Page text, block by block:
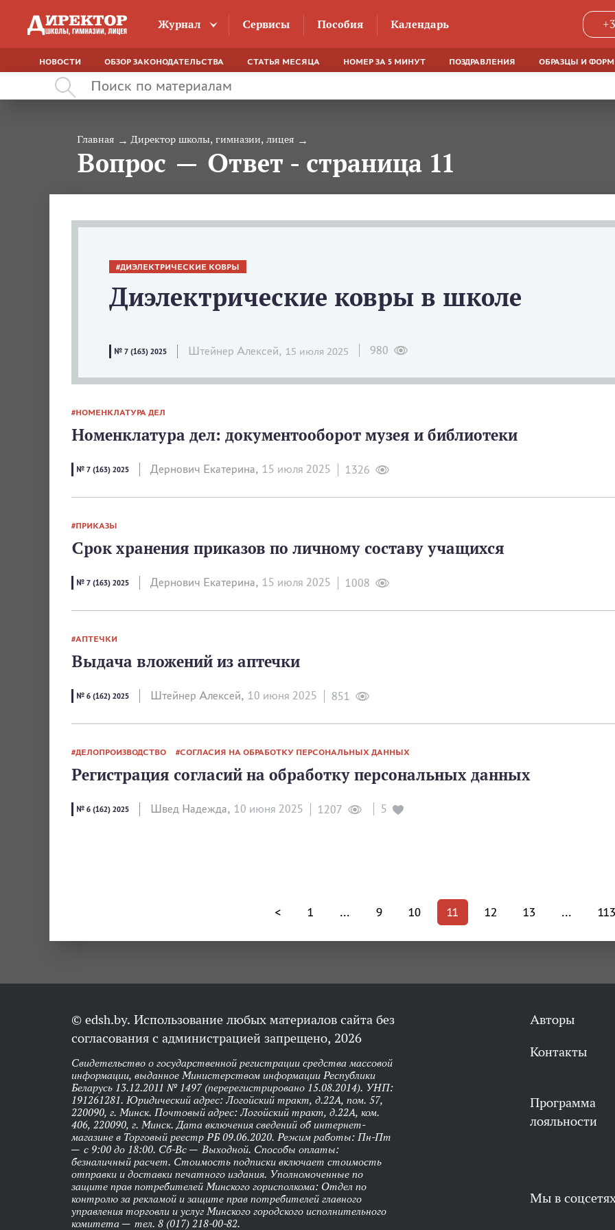
Журнал Сервисы Пособия Календарь
НОВОСТИ ОБЗОР ЗАКОНОДАТЕЛЬСТВА СТАТЬЯ МЕСЯЦА НОМЕР ЗА 5 МИНУТ ПОЗДРАВЛЕНИЯ ОБРАЗЦЫ И
Главная Директор школы, гимназии, лицея
Вопрос — Ответ - страница 11
ДИЭЛЕКТРИЧЕСКИЕ КОВРЫ
Диэлектрические ковры в школе
№ 7 (163) 2025 Штейнер Алексей, 15 июля 2025 980
НОМЕНКЛАТУРА ДЕЛ
Номенклатура дел: документооборот музея и библиотеки
№ 7 (163) 2025 Дернович Екатерина, 15 июля 2025 1326
ПРИКАЗЫ
Срок хранения приказов по личному составу учащихся
№ 7 (163) 2025 Дернович Екатерина, 15 июля 2025 1008
АПТЕЧКИ
Выдача вложений из аптечки
№ 6 (162) 2025 Штейнер Алексей, 10 июня 2025 851
ДЕЛОПРОИЗВОДСТВО СОГЛАСИЯ НА ОБРАБОТКУ ПЕРСОНАЛЬНЫХ ДАННЫХ
Регистрация согласий на обработку персональных данных
№ 6 (162) 2025 Швед Надежда, 10 июня 2025 1207 5
< 1 ... 9 10 11 12 13 ... 113
© edsh.by. Использование любых материалов сайта без
согласования с администрацией запрещено, 2026
Свидетельство о государственной регистрации средства массовой
информации, выданное Министерством информации Республики
Беларусь 13.12.2011 № 1497 (перерегистрировано 15.08.2014). УНП:
191261281. Юридический адрес: Логойский тракт, д.22А, пом. 57,
220090, г. Минск. Почтовый адрес: Логойский тракт, д.22А, ком.
406, 220090, г. Минск. Дата включения сведений об интернет-
магазине в Торговый реестр РБ 09.06.2020. Режим работы: Пн-Пт
— с 9:00 до 18:00. Сб-Вс — Выходной. Способы оплаты:
безналичный расчет. Стоимость подписки включает стоимость
отправки и доставки печатного издания. Уполномоченные по
защите прав потребителей Минского горисполкома: Отдел по
контролю за рекламой и защите прав потребителей главного
управления торговли и услуг Минского городского исполнительного
комитета — тел. 8 (017) 218-00-82.
Авторы
Контакты
Программа
лояльности
Мы в